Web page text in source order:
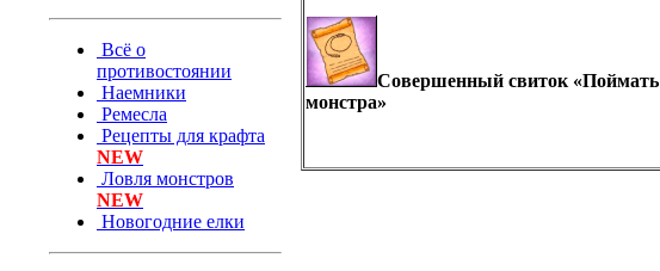
Всё о
противостоянии
Наемники
Ремесла
Рецепты для крафта
NEW
Ловля монстров
NEW
Новогодние елки
Совершенный свиток «Поймать
монстра»